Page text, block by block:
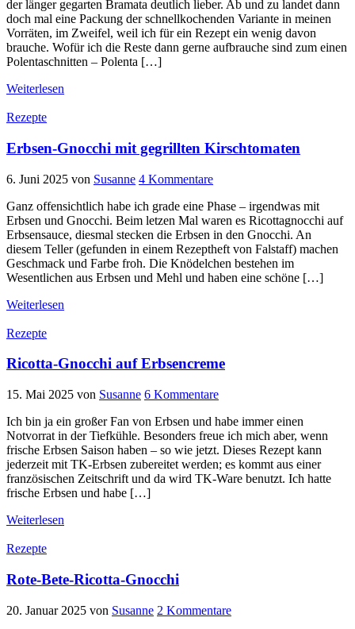
der länger gegarten Bramata deutlich lieber. Ab und zu landet dann
doch mal eine Packung der schnellkochenden Variante in meinen
Vorräten, im Zweifel, weil ich für ein Rezept ein wenig davon
brauche. Wofür ich die Reste dann gerne aufbrauche sind zum einen
Polentaschnitten – Polenta […]
Weiterlesen
Rezepte
Erbsen-Gnocchi mit gegrillten Kirschtomaten
6. Juni 2025 von Susanne 4 Kommentare
Ganz offensichtlich habe ich grade eine Phase – irgendwas mit
Erbsen und Gnocchi. Beim letzen Mal waren es Ricottagnocchi auf
Erbsensauce, diesmal stecken die Erbsen in den Gnocchi. An
diesem Teller (gefunden in einem Rezeptheft von Falstaff) machen
Geschmack und Farbe froh. Die Knödelchen bestehen im
Wesentlichen aus Erbsen und Mehl und haben eine schöne […]
Weiterlesen
Rezepte
Ricotta-Gnocchi auf Erbsencreme
15. Mai 2025 von Susanne 6 Kommentare
Ich bin ja ein großer Fan von Erbsen und habe immer einen
Notvorrat in der Tiefkühle. Besonders freue ich mich aber, wenn
frische Erbsen Saison haben – so wie jetzt. Dieses Rezept kann
jederzeit mit TK-Erbsen zubereitet werden; es kommt aus einer
französischen Zeitschrift und da wird TK-Ware benutzt. Ich hatte
frische Erbsen und habe […]
Weiterlesen
Rezepte
Rote-Bete-Ricotta-Gnocchi
20. Januar 2025 von Susanne 2 Kommentare